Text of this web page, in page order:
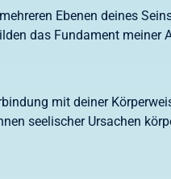
Ebenen deines
das Fundament meiner
mit deiner
seelischer Ursachen